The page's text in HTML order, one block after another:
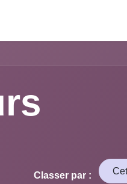
Classer par :